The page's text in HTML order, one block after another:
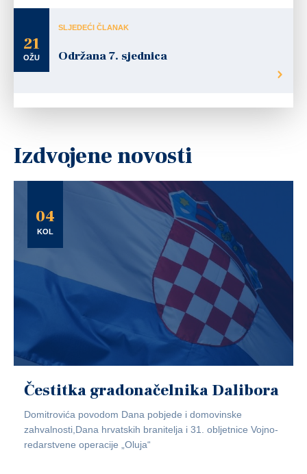
21
OŽU
SLJEDEĆI ČLANAK
Održana 7. sjednica
Izdvojene novosti
04
KOL
Čestitka gradonačelnika Dalibora
Domitrovića povodom Dana pobjede i domovinske
zahvalnosti,Dana hrvatskih branitelja i 31. obljetnice Vojno-
redarstvene operacije „Oluja“